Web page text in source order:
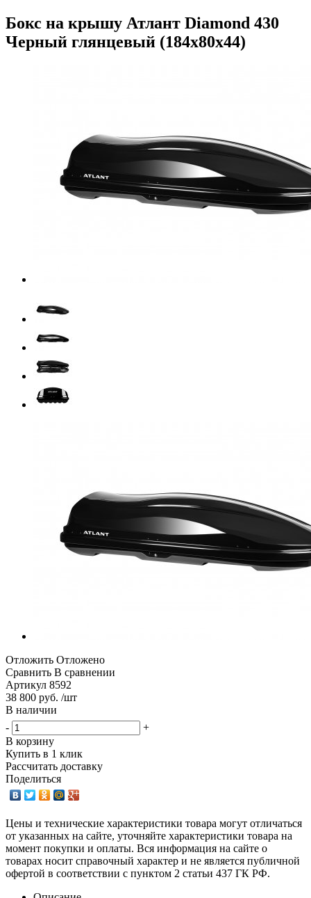
Бокс на крышу Атлант Diamond 430
Черный глянцевый (184х80х44)
Отложить Отложено
Сравнить В сравнении
Артикул 8592
38 800 руб. /шт
В наличии
-
+
В корзину
Купить в 1 клик
Рассчитать доставку
Поделиться
Цены и технические характеристики товара могут отличаться
от указанных на сайте, уточняйте характеристики товара на
момент покупки и оплаты. Вся информация на сайте о
товарах носит справочный характер и не является публичной
офертой в соответствии с пунктом 2 статьи 437 ГК РФ.